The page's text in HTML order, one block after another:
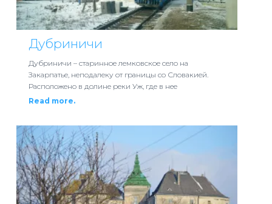
Дубриничи
Дубриничи – старинное лемковское село на
Закарпатье, неподалеку от границы со Словакией.
Расположено в долине реки Уж, где в нее
Read more.